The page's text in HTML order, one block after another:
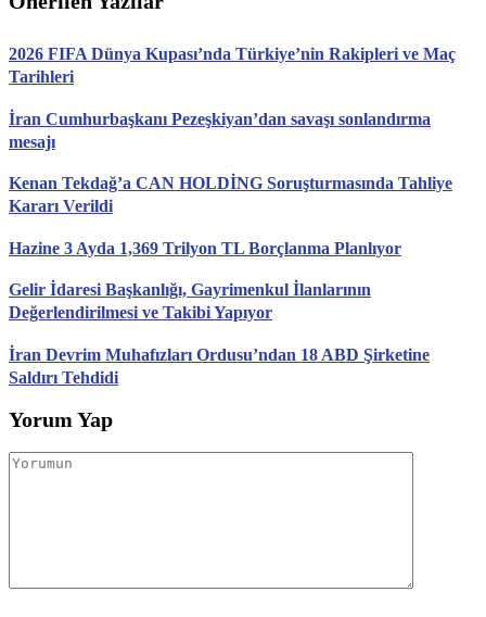
2026 FIFA Dünya Kupası’nda Türkiye’nin Rakipleri ve Maç
Tarihleri
İran Cumhurbaşkanı Pezeşkiyan’dan savaşı sonlandırma
mesajı
Kenan Tekdağ’a CAN HOLDİNG Soruşturmasında Tahliye
Kararı Verildi
Hazine 3 Ayda 1,369 Trilyon TL Borçlanma Planlıyor
Gelir İdaresi Başkanlığı, Gayrimenkul İlanlarının
Değerlendirilmesi ve Takibi Yapıyor
İran Devrim Muhafızları Ordusu’ndan 18 ABD Şirketine
Saldırı Tehdidi
Yorum Yap